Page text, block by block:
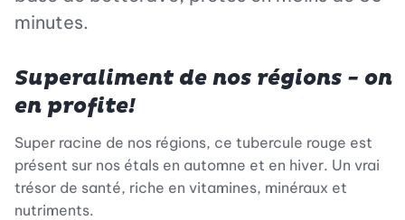
minutes.
Superaliment de nos régions - on
en profite!
Super racine de nos régions, ce tubercule rouge est
présent sur nos étals en automne et en hiver. Un vrai
trésor de santé, riche en vitamines, minéraux et
nutriments.